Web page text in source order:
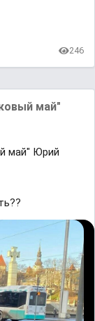
246
мaй"
мaй" Юpий